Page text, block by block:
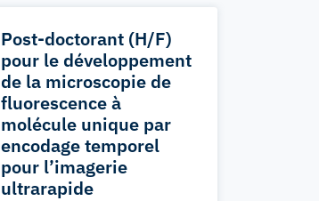
Post-doctorant (H/F)
pour le développement
de la microscopie de
fluorescence à
molécule unique par
encodage temporel
pour l’imagerie
ultrarapide